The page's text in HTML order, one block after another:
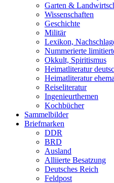
Garten &
Wissenschaften
Geschichte
Militär
Lexikon,
Nummerierte
Okkult, Spiritismus
Heimatliteratur
Heimatliteratur
Reiseliteratur
Ingenieurthemen
Kochbücher
Sammelbilder
Briefmarken
DDR
BRD
Ausland
Alliierte Besatzung
Deutsches Reich
Feldpost